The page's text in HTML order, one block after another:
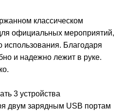
классическом
официальных мероприятий,
использования. Благодаря
и надежно лежит в руке.
3 устройства
двум зарядным USB портам